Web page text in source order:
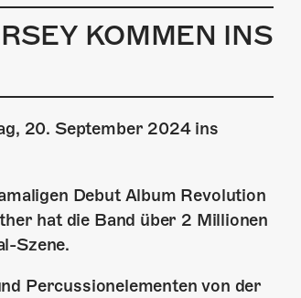
KOMMEN INS
20. September 2024 ins
Debut Album Revolution
hat die Band über 2 Millionen
Szene.
Percussionelementen von der